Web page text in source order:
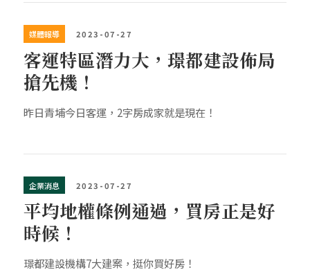
媒體報導 2023-07-27
客運特區潛力大，璟都建設佈局
搶先機！
昨日青埔今日客運，2字房成家就是現在！
企業消息 2023-07-27
平均地權條例通過，買房正是好
時候！
璟都建設機構7大建案，挺你買好房！